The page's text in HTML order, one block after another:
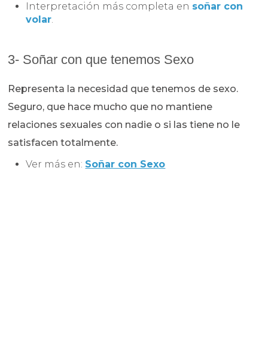
Interpretación más completa en soñar con
volar.
3- Soñar con que tenemos Sexo
Representa la necesidad que tenemos de sexo.
Seguro, que hace mucho que no mantiene
relaciones sexuales con nadie o si las tiene no le
satisfacen totalmente.
Ver más en: Soñar con Sexo